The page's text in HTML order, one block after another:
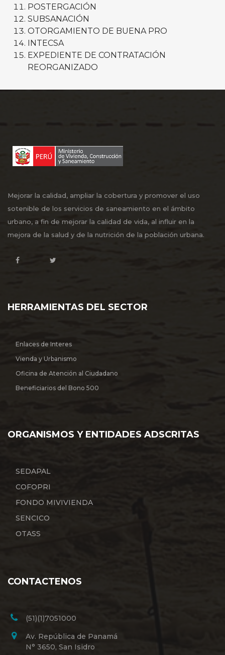
POSTERGACIÓN
SUBSANACIÓN
OTORGAMIENTO DE BUENA PRO
INTECSA
EXPEDIENTE DE CONTRATACIÓN
REORGANIZADO
Mejorar la calidad, ampliar la cobertura y promover el uso
sotenible de los servicios de saneamiento en el ámbito
urbano, a fin de mejorar la calidad de vida, al influir en la
mejora de la salud y de la nutrición de la población urbana.
HERRAMIENTAS DEL SECTOR
Enlaces de Interes
Vienda y Urbanismo
Oficina de Atención al Ciudadano
Beneficiarios del Bono 500
ORGANISMOS Y ENTIDADES ADSCRITAS
SEDAPAL
COFOPRI
FONDO MIVIVIENDA
SENCICO
OTASS
CONTACTENOS
(51)(1)7051000
Av. República de Panamá
N° 3650, San Isidro